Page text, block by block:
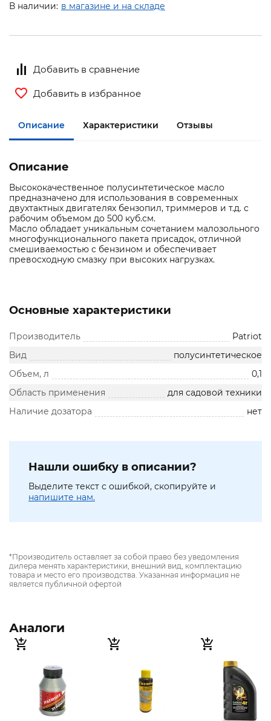
В наличии: в магазине и на складе
Добавить в сравнение
Добавить в избранное
Описание Характеристики Отзывы
Описание
Высококачественное полусинтетическое масло
предназначено для использования в современных
двухтактных двигателях бензопил, триммеров и т.д. с
рабочим объемом до 500 куб.см.
Масло обладает уникальным сочетанием малозольного
многофункционального пакета присадок, отличной
смешиваемостью с бензином и обеспечивает
превосходную смазку при высоких нагрузках.
Основные характеристики
Производитель
Patriot
Вид
полусинтетическое
Объем, л
0,1
Область применения
для садовой техники
Наличие дозатора
нет
Нашли ошибку в описании?
Выделите текст с ошибкой, скопируйте и
напишите нам.
*Производитель оставляет за собой право без уведомления
дилера менять характеристики, внешний вид, комплектацию
товара и место его производства. Указанная информация не
является публичной офертой
Аналоги